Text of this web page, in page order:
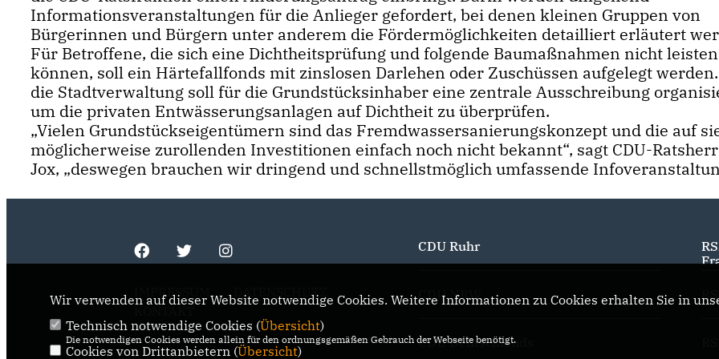
Informationsveranstaltungen für die Anlieger gefordert, bei denen kleinen Gruppen von
Bürgerinnen und Bürgern unter anderem die Fördermöglichkeiten detailliert erläutert
Für Betroffene, die sich eine Dichtheitsprüfung und folgende Baumaßnahmen nicht leisten
können, soll ein Härtefallfonds mit zinslosen Darlehen oder Zuschüssen aufgelegt
die Stadtverwaltung soll für die Grundstücksinhaber eine zentrale Ausschreibung
um die privaten Entwässerungsanlagen auf Dichtheit zu überprüfen.
Vielen Grundstückseigentümern sind das Fremdwassersanierungskonzept und die auf
möglicherweise zurollenden Investitionen einfach noch nicht bekannt“, sagt CDU-
Jox, „deswegen brauchen wir dringend und schnellstmöglich umfassende
IMPRESSUM
DATENSCHUTZ
CDU Ruhr
CDU NRW
CDU Deutschlands
Wir verwenden auf dieser Website notwendige Cookies. Weitere Informationen zu Cookies erhalten Sie in
Technisch notwendige Cookies (Übersicht)
Die notwendigen Cookies werden allein für den ordnungsgemäßen Gebrauch der Webseite benötigt.
Cookies von Drittanbietern (Übersicht)